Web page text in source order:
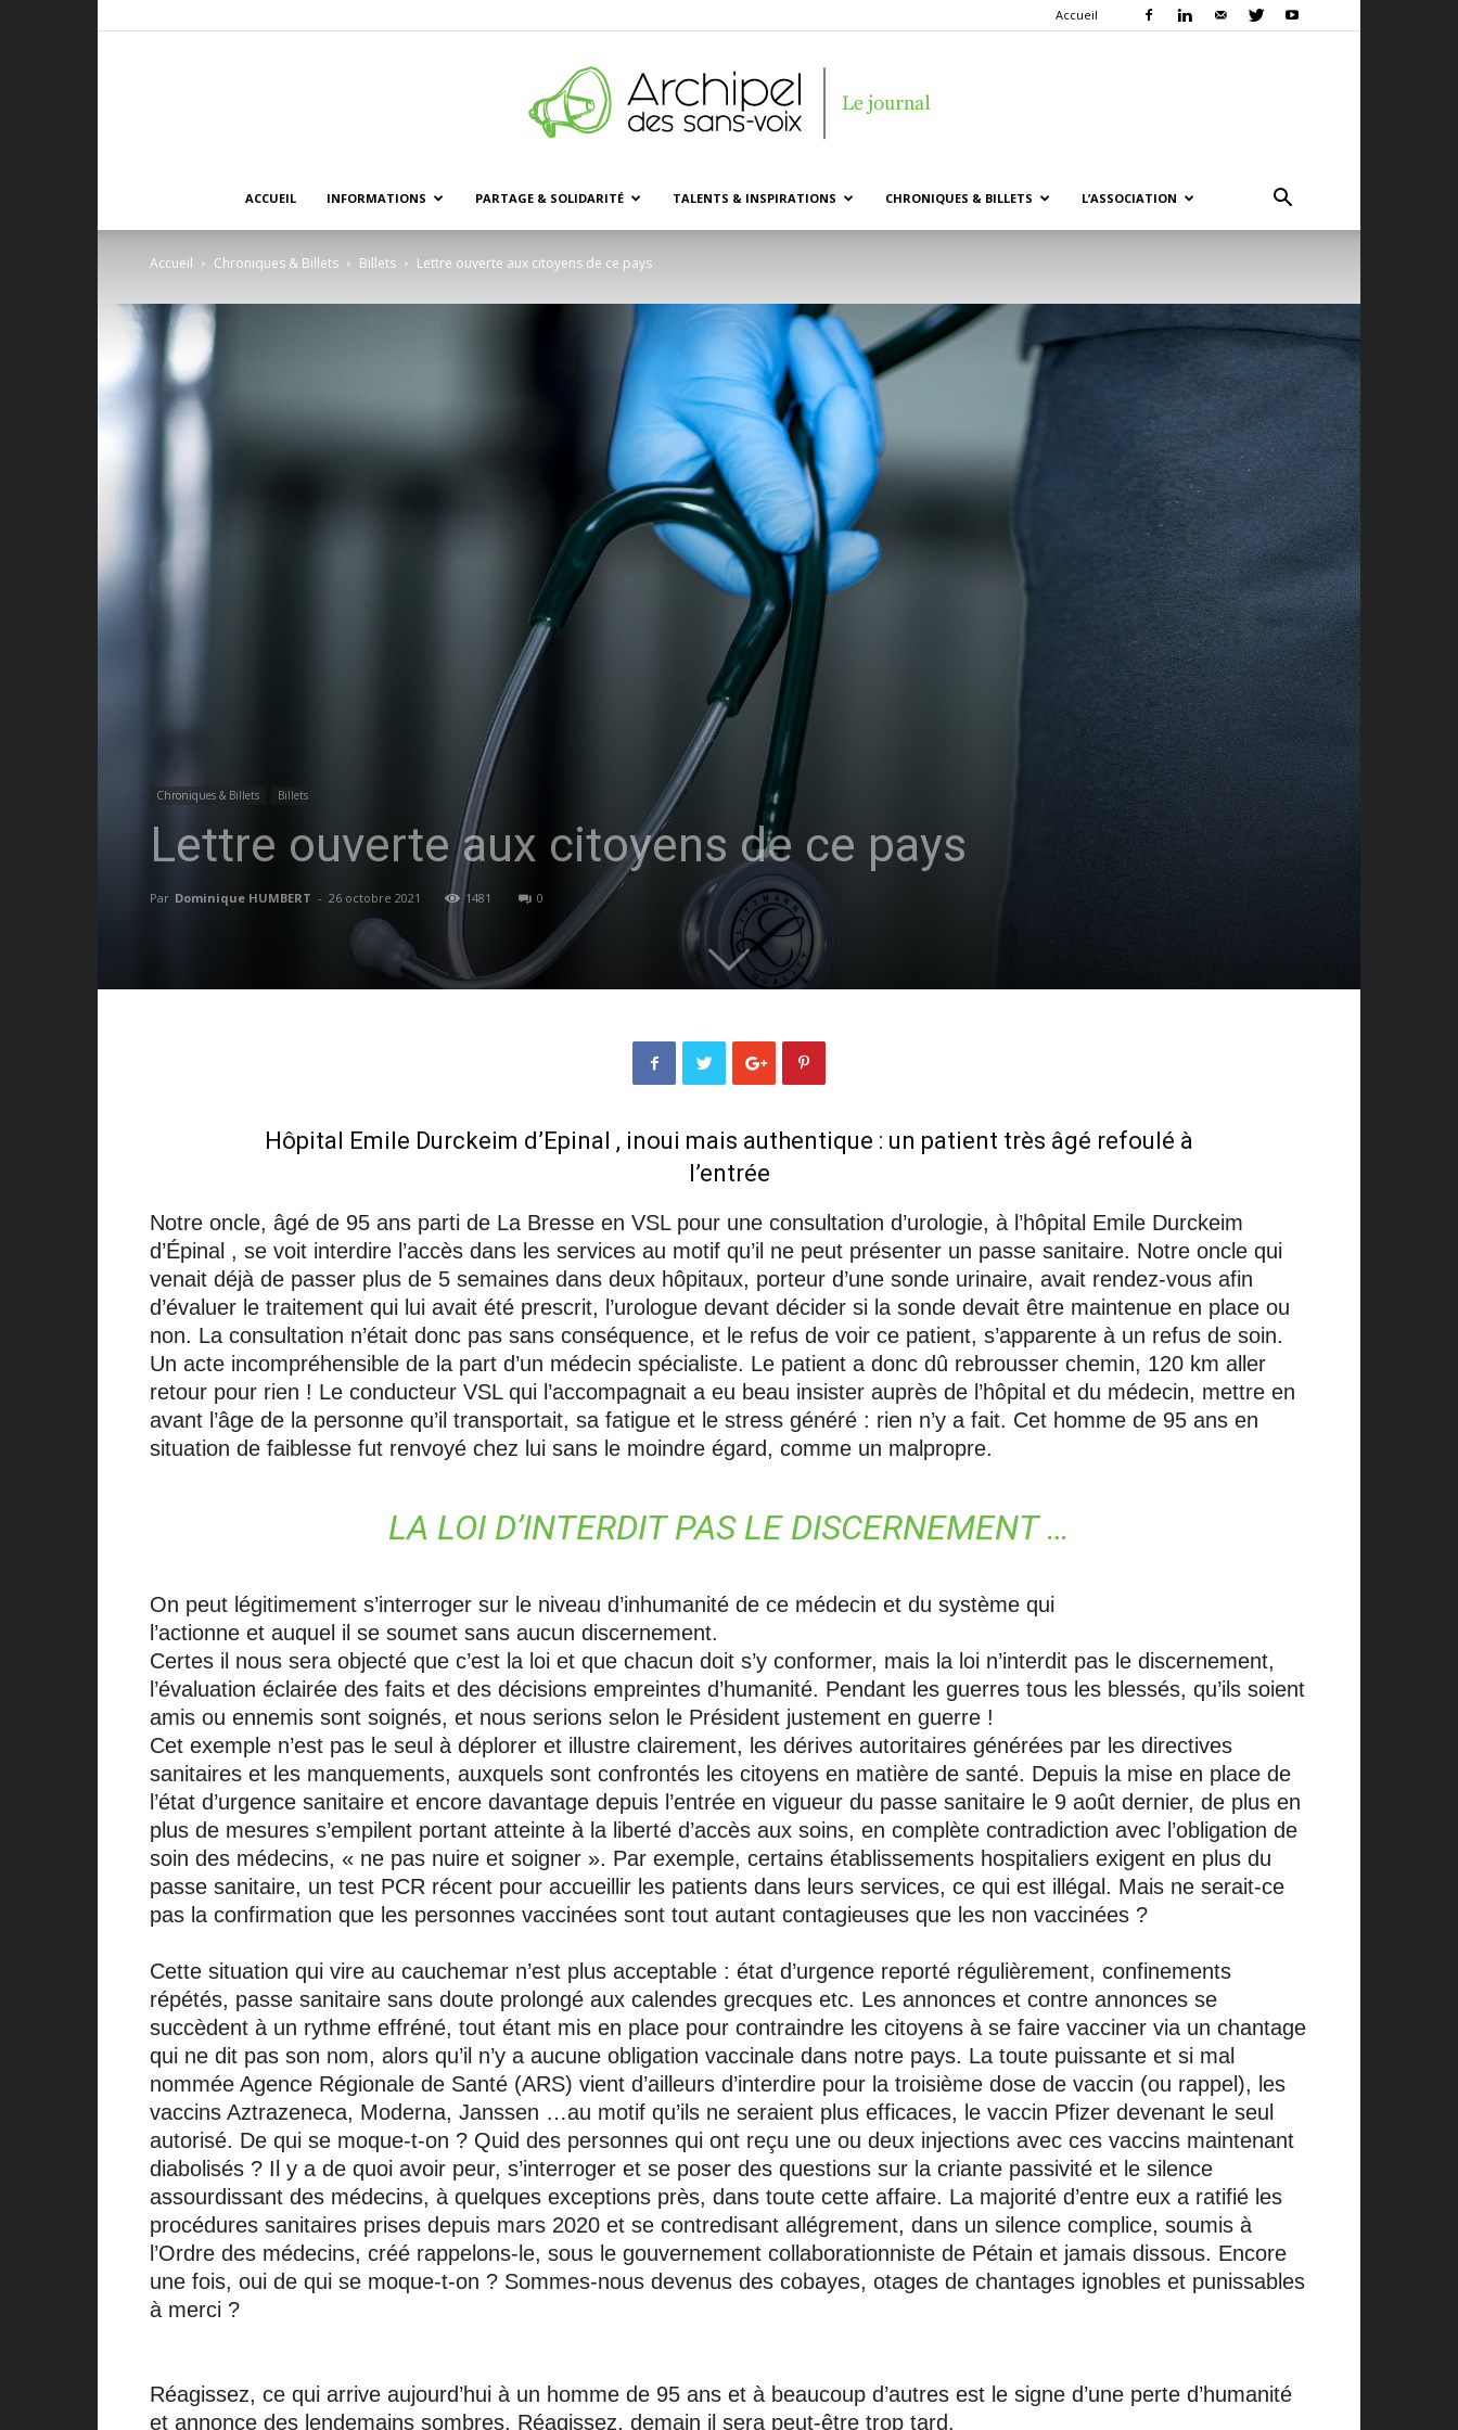
Accueil
des
sans-
voix
ACCUEIL INFORMATIONS PARTAGE & SOLIDARITÉ TALENTS & INSPIRATIONS CHRONIQUES & BILLETS L’ASSOCIATION
Accueil Chroniques & Billets Billets Lettre ouverte aux citoyens de ce pays
Chroniques & Billets Billets
Lettre ouverte aux citoyens de ce pays
Par Dominique HUMBERT - 26 octobre 2021 1481 0
Hôpital Emile Durckeim d’Epinal , inoui mais authentique : un patient très âgé refoulé à
l’entrée
Notre oncle, âgé de 95 ans parti de La Bresse en VSL pour une consultation d’urologie, à l’hôpital Emile Durckeim
d’Épinal , se voit interdire l’accès dans les services au motif qu’il ne peut présenter un passe sanitaire. Notre oncle qui
venait déjà de passer plus de 5 semaines dans deux hôpitaux, porteur d’une sonde urinaire, avait rendez-vous afin
d’évaluer le traitement qui lui avait été prescrit, l’urologue devant décider si la sonde devait être maintenue en place ou
non. La consultation n’était donc pas sans conséquence, et le refus de voir ce patient, s’apparente à un refus de soin.
Un acte incompréhensible de la part d’un médecin spécialiste. Le patient a donc dû rebrousser chemin, 120 km aller
retour pour rien ! Le conducteur VSL qui l’accompagnait a eu beau insister auprès de l’hôpital et du médecin, mettre en
avant l’âge de la personne qu’il transportait, sa fatigue et le stress généré : rien n’y a fait. Cet homme de 95 ans en
situation de faiblesse fut renvoyé chez lui sans le moindre égard, comme un malpropre.
LA LOI D’INTERDIT PAS LE DISCERNEMENT …
On peut légitimement s’interroger sur le niveau d’inhumanité de ce médecin et du système qui
l’actionne et auquel il se soumet sans aucun discernement.
Certes il nous sera objecté que c’est la loi et que chacun doit s’y conformer, mais la loi n’interdit pas le discernement,
l’évaluation éclairée des faits et des décisions empreintes d’humanité. Pendant les guerres tous les blessés, qu’ils soient
amis ou ennemis sont soignés, et nous serions selon le Président justement en guerre !
Cet exemple n’est pas le seul à déplorer et illustre clairement, les dérives autoritaires générées par les directives
sanitaires et les manquements, auxquels sont confrontés les citoyens en matière de santé. Depuis la mise en place de
l’état d’urgence sanitaire et encore davantage depuis l’entrée en vigueur du passe sanitaire le 9 août dernier, de plus en
plus de mesures s’empilent portant atteinte à la liberté d’accès aux soins, en complète contradiction avec l’obligation de
soin des médecins, « ne pas nuire et soigner ». Par exemple, certains établissements hospitaliers exigent en plus du
passe sanitaire, un test PCR récent pour accueillir les patients dans leurs services, ce qui est illégal. Mais ne serait-ce
pas la confirmation que les personnes vaccinées sont tout autant contagieuses que les non vaccinées ?
Cette situation qui vire au cauchemar n’est plus acceptable : état d’urgence reporté régulièrement, confinements
répétés, passe sanitaire sans doute prolongé aux calendes grecques etc. Les annonces et contre annonces se
succèdent à un rythme effréné, tout étant mis en place pour contraindre les citoyens à se faire vacciner via un chantage
qui ne dit pas son nom, alors qu’il n’y a aucune obligation vaccinale dans notre pays. La toute puissante et si mal
nommée Agence Régionale de Santé (ARS) vient d’ailleurs d’interdire pour la troisième dose de vaccin (ou rappel), les
vaccins Aztrazeneca, Moderna, Janssen …au motif qu’ils ne seraient plus efficaces, le vaccin Pfizer devenant le seul
autorisé. De qui se moque-t-on ? Quid des personnes qui ont reçu une ou deux injections avec ces vaccins maintenant
diabolisés ? Il y a de quoi avoir peur, s’interroger et se poser des questions sur la criante passivité et le silence
assourdissant des médecins, à quelques exceptions près, dans toute cette affaire. La majorité d’entre eux a ratifié les
procédures sanitaires prises depuis mars 2020 et se contredisant allégrement, dans un silence complice, soumis à
l’Ordre des médecins, créé rappelons-le, sous le gouvernement collaborationniste de Pétain et jamais dissous. Encore
une fois, oui de qui se moque-t-on ? Sommes-nous devenus des cobayes, otages de chantages ignobles et punissables
à merci ?
Réagissez, ce qui arrive aujourd’hui à un homme de 95 ans et à beaucoup d’autres est le signe d’une perte d’humanité
et annonce des lendemains sombres. Réagissez, demain il sera peut-être trop tard.